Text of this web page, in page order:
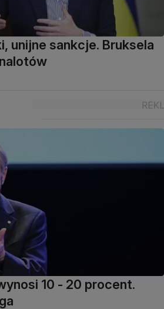
unijne sankcje. Bruksela
10 - 20 procent.